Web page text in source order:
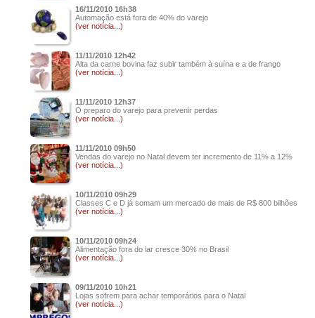
16/11/2010 16h38
Automação está fora de 40% do varejo
(ver notícia...)
11/11/2010 12h42
Alta da carne bovina faz subir também à suína e a de frango
(ver notícia...)
11/11/2010 12h37
O preparo do varejo para prevenir perdas
(ver notícia...)
11/11/2010 09h50
Vendas do varejo no Natal devem ter incremento de 11% a 12%
(ver notícia...)
10/11/2010 09h29
Classes C e D já somam um mercado de mais de R$ 800 bilhões
(ver notícia...)
10/11/2010 09h24
Alimentação fora do lar cresce 30% no Brasil
(ver notícia...)
09/11/2010 10h21
Lojas sofrem para achar temporários para o Natal
(ver notícia...)